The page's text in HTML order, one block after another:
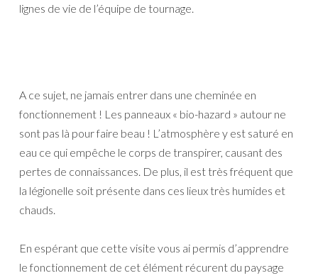
lignes de vie de l’équipe de tournage.
A ce sujet, ne jamais entrer dans une cheminée en
fonctionnement ! Les panneaux « bio-hazard » autour ne
sont pas là pour faire beau ! L’atmosphère y est saturé en
eau ce qui empêche le corps de transpirer, causant des
pertes de connaissances. De plus, il est très fréquent que
la légionelle soit présente dans ces lieux très humides et
chauds.
En espérant que cette visite vous ai permis d’apprendre
le fonctionnement de cet élément récurent du paysage